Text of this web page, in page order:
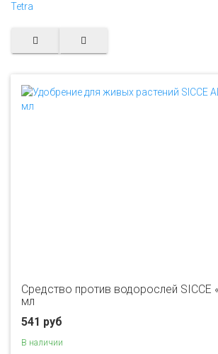
Tetra
Средство против водорослей SICCE
мл
541 руб
В наличии